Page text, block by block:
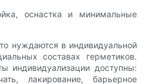
оснастка и минимальные
нуждаются в индивидуальной
составах герметиков.
индивидуализации доступны:
лакирование, барьерное